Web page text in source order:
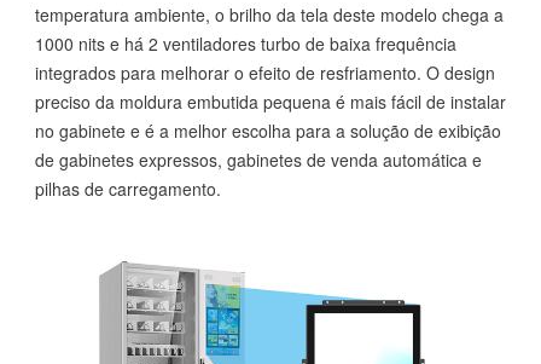
temperatura ambiente, o brilho da tela deste modelo chega a
1000 nits e há 2 ventiladores turbo de baixa frequência
integrados para melhorar o efeito de resfriamento. O design
preciso da moldura embutida pequena é mais fácil de instalar
no gabinete e é a melhor escolha para a solução de exibição
de gabinetes expressos, gabinetes de venda automática e
pilhas de carregamento.